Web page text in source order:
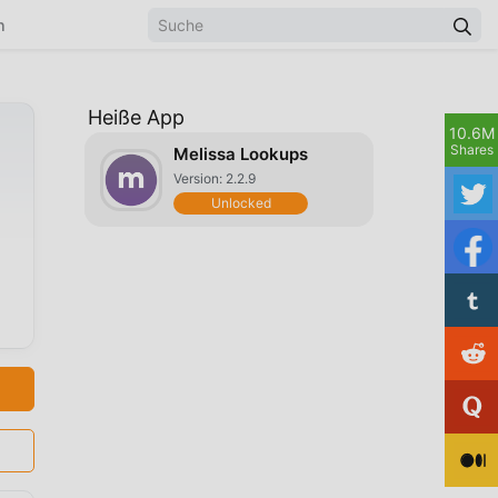
Heiße App
Melissa Lookups
Version: 2.2.9
Unlocked
10.6M
Shares